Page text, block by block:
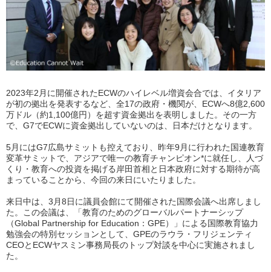
2023年2月に開催されたECWのハイレベル増資会合では、イタリア
が初の拠出を発表するなど、全17の政府・機関が、ECWへ8億2,600
万ドル（約1,100億円）を超す資金拠出を表明しました。その一方
で、G7でECWに資金拠出していないのは、日本だけとなります。
5月にはG7広島サミットも控えており、昨年9月に行われた国連教育
変革サミットで、アジアで唯一の教育チャンピオン*に就任し、人づ
くり・教育への投資を掲げる岸田首相と日本政府に対する期待が高
まっていることから、今回の来日にいたりました。
来日中は、3月8日に議員会館にて開催された国際会議へ出席しまし
た。この会議は、「教育のためのグローバルパートナーシップ
（Global Partnership for Education：GPE）」による国際教育協力
勉強会の特別セッションとして、GPEのラウラ・フリジェンティ
CEOとECWヤスミン事務局長のトップ対談を中心に実施されまし
た。